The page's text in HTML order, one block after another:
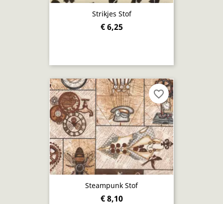
Strikjes Stof
€ 6,25
Steampunk Stof
€ 8,10
favorite_border